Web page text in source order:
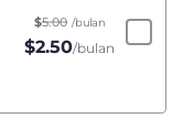
$5.00 /bulan
$2.50/bulan